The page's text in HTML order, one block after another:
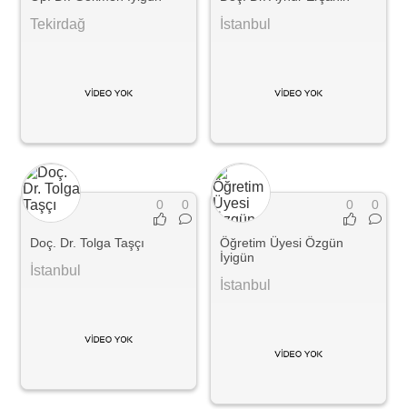
Tekirdağ İstanbul
0 0
Doç. Dr. Tolga Taşçı
İstanbul
0 0
Öğretim Üyesi Özgün
İyigün
İstanbul